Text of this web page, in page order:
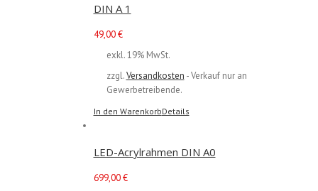
DIN A 1
49,00€
exkl. 19% MwSt.
zzgl.Versandkosten - Verkauf nur an
Gewerbetreibende.
In den WarenkorbDetails
LED-Acrylrahmen DIN A0
699,00€